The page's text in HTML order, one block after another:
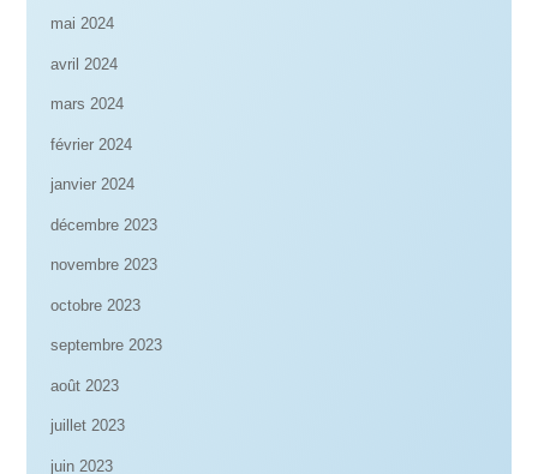
mai 2024
avril 2024
mars 2024
février 2024
janvier 2024
décembre 2023
novembre 2023
octobre 2023
septembre 2023
août 2023
juillet 2023
juin 2023